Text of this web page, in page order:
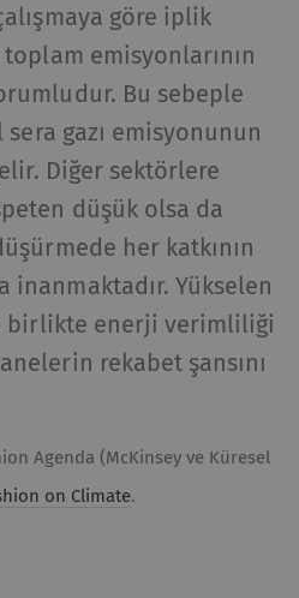
göre iplik
emisyonlarının
Bu sebeple
gazı emisyonunun
Diğer sektörlere
düşük olsa da
her katkının
Yükselen
birlikte enerji verimliliği
rekabet şansını
Agenda (McKinsey ve Küresel
on Climate.
video
için
Bu
(en azından
harici
kontrolü
fazla bilgi
1 yıl